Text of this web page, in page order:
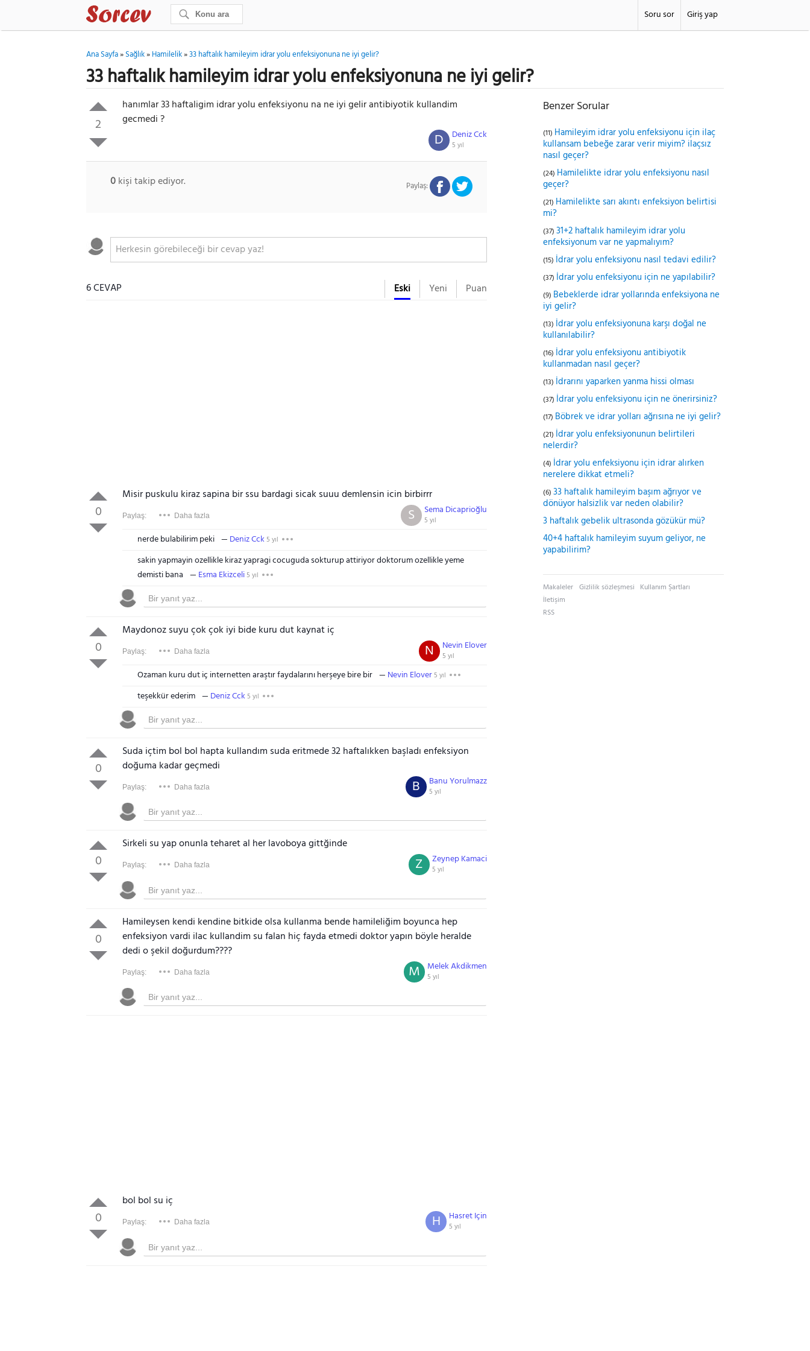
Giriş yap
Soru sor
Ana Sayfa»Sağlık»Hamilelik»33 haftalık hamileyim idrar yolu enfeksiyonuna ne iyi gelir?
33 haftalık hamileyim idrar yolu enfeksiyonuna ne iyi gelir?
2
hanımlar 33 haftaligim idrar yolu enfeksiyonu na ne iyi gelir antibiyotik kullandim
gecmedi ?
Deniz Cck
5 yıl
D
0kişi takip ediyor. Paylaş:
6 CEVAP Eski Yeni Puan
0
Misir puskulu kiraz sapina bir ssu bardagi sicak suuu demlensin icin birbirrr
Paylaş: Daha fazla Sema Dicaprioğlu
5 yıl
S
nerde bulabilirim peki Deniz Cck 5 yıl
sakin yapmayin ozellikle kiraz yapragi cocuguda sokturup attiriyor doktorum ozellikle yeme
demisti bana
Esma Ekizceli5 yıl
0
Maydonoz suyu çok çok iyi bide kuru dut kaynat iç
Paylaş: Daha fazla Nevin Elover
5 yıl
N
Ozaman kuru dut iç internetten araştır faydalarını herşeye bire bir Nevin Elover5 yıl
teşekkür ederim Deniz Cck 5 yıl
0
Suda içtim bol bol hapta kullandım suda eritmede 32 haftalıkken başladı enfeksiyon
doğuma kadar geçmedi
Paylaş: Daha fazla Banu Yorulmazz
5 yıl
B
0
Sirkeli su yap onunla teharet al her lavoboya gittğinde
Paylaş: Daha fazla Zeynep Kamaci
5 yıl
Z
0
Hamileysen kendi kendine bitkide olsa kullanma bende hamileliğim boyunca hep
enfeksiyon vardi ilac kullandim su falan hiç fayda etmedi doktor yapın böyle heralde
dedi o şekil doğurdum????
Paylaş: Daha fazla Melek Akdikmen
5 yıl
M
0
bol bol su iç
Paylaş: Daha fazla Hasret Için
5 yıl
H
Benzer Sorular
(11) Hamileyim idrar yolu enfeksiyonu için ilaç
kullansam bebeğe zarar verir miyim? ilaçsız
nasıl geçer?
(24) Hamilelikte idrar yolu enfeksiyonu nasıl
geçer?
(21) Hamilelikte sarı akıntı enfeksiyon belirtisi
mi?
(37) 31+2 haftalık hamileyim idrar yolu
enfeksiyonum var ne yapmalıyım?
(15) İdrar yolu enfeksiyonu nasıl tedavi edilir?
(37) İdrar yolu enfeksiyonu için ne yapılabilir?
(9) Bebeklerde idrar yollarında enfeksiyona ne
iyi gelir?
(13) İdrar yolu enfeksiyonuna karşı doğal ne
kullanılabilir?
(16) İdrar yolu enfeksiyonu antibiyotik
kullanmadan nasıl geçer?
(13) İdrarını yaparken yanma hissi olması
(37) İdrar yolu enfeksiyonu için ne önerirsiniz?
(17) Böbrek ve idrar yolları ağrısına ne iyi gelir?
(21) İdrar yolu enfeksiyonunun belirtileri
nelerdir?
(4) İdrar yolu enfeksiyonu için idrar alırken
nerelere dikkat etmeli?
(6) 33 haftalık hamileyim başım ağrıyor ve
dönüyor halsizlik var neden olabilir?
3 haftalık gebelik ultrasonda gözükür mü?
40+4 haftalık hamileyim suyum geliyor, ne
yapabilirim?
Makaleler Gizlilik sözleşmesi Kullanım Şartları
İletişim
RSS